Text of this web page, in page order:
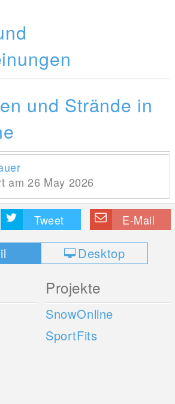
und Strände in
am 26 May 2026
Tweet E-Mail
Desktop
Projekte
SnowOnline
SportFits